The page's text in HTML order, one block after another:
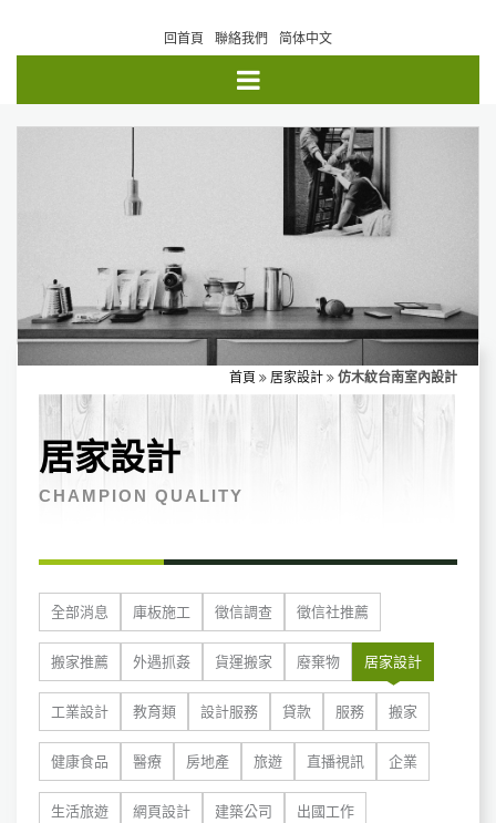
回首頁 聯絡我們 简体中文
首頁 居家設計 仿木紋台南室內設計
居家設計
CHAMPION QUALITY
全部消息 庫板施工 徵信調查 徵信社推薦
搬家推薦 外遇抓姦 貨運搬家 廢棄物 居家設計
工業設計 教育類 設計服務 貸款 服務 搬家
健康食品 醫療 房地產 旅遊 直播視訊 企業
生活旅遊 網頁設計 建築公司 出國工作